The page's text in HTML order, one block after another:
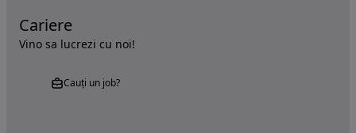
Cariere
Vino sa lucrezi cu noi!
Cauți un job?